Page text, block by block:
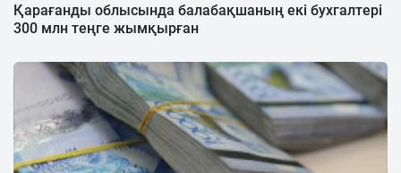
Қарағанды облысында балабақшаның екі бухгалтері
300 млн теңге жымқырған